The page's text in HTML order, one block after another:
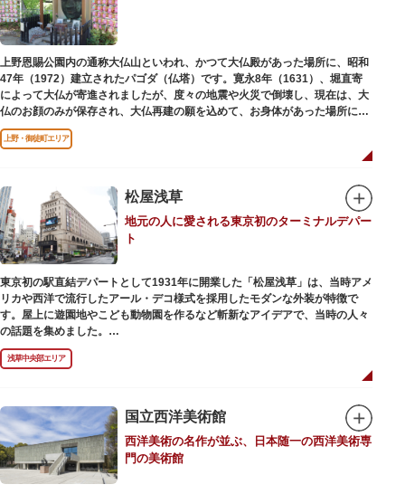
隅田川橋梁に設置された全長約160mの「すみだリバーウォーク」は、東京
スカイツリーまでの最短距離ルートのひとつ。歩道橋の途中にあるガラス床
から隅田川を見下ろしたり、すぐ横を走る電車の迫力を楽しんだり、隅田川
散策にいかがでしょうか。
上野恩賜公園内の通称大仏山といわれ、かつて大仏殿があった場所に、昭和
47年（1972）建立されたパゴダ（仏塔）です。寛永8年（1631）、堀直寄
によって大仏が寄進されましたが、度々の地震や火災で倒壊し、現在は、大
仏のお顔のみが保存され、大仏再建の願を込めて、お身体があった場所にパ
ゴダが建てられました。
上野・御徒町エリア
松屋浅草
地元の人に愛される東京初のターミナルデパー
ト
東京初の駅直結デパートとして1931年に開業した「松屋浅草」は、当時アメ
リカや西洋で流行したアール・デコ様式を採用したモダンな外装が特徴で
す。屋上に遊園地やこども動物園を作るなど斬新なアイデアで、当時の人々
の話題を集めました。
現在は、B1階から地上3階までが松屋浅草の売り場。2012年のリニューアル
で建設当時のシンボル・大時計も復活し、昭和の面影を残す百貨店は今でも
人々に親しまれています。地上1階は 浅草らしい下町銘菓をはじめ、全国か
なので、お土産購入にも便利です。
浅草中央部エリア
国立西洋美術館
西洋美術の名作が並ぶ、日本随一の西洋美術専
門の美術館